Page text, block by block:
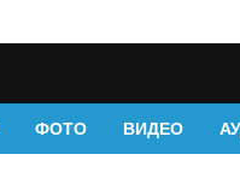
ФОТО ВИДЕО